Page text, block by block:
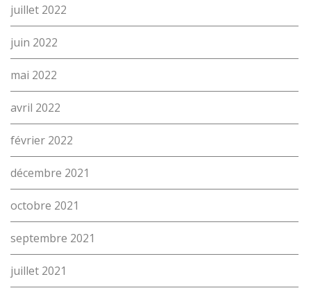
juillet 2022
juin 2022
mai 2022
avril 2022
février 2022
décembre 2021
octobre 2021
septembre 2021
juillet 2021